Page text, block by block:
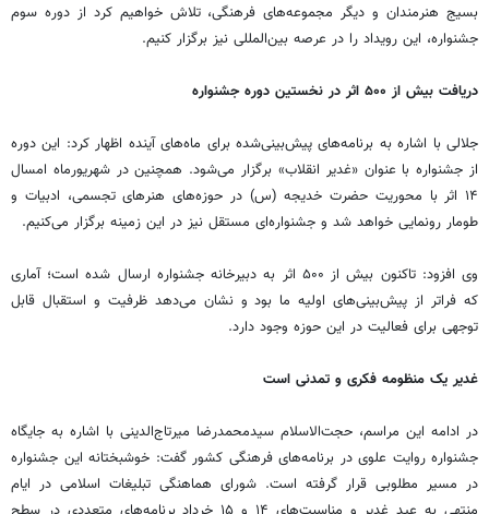
بسیج هنرمندان و دیگر مجموعه‌های فرهنگی، تلاش خواهیم کرد از دوره سوم
جشنواره، این رویداد را در عرصه بین‌المللی نیز برگزار کنیم.
دریافت بیش از ۵۰۰ اثر در نخستین دوره جشنواره
جلالی با اشاره به برنامه‌های پیش‌بینی‌شده برای ماه‌های آینده اظهار کرد: این دوره
از جشنواره با عنوان «غدیر انقلاب» برگزار می‌شود. همچنین در شهریورماه امسال
۱۴ اثر با محوریت حضرت خدیجه (س) در حوزه‌های هنرهای تجسمی، ادبیات و
طومار رونمایی خواهد شد و جشنواره‌ای مستقل نیز در این زمینه برگزار می‌کنیم.
وی افزود: تاکنون بیش از ۵۰۰ اثر به دبیرخانه جشنواره ارسال شده است؛ آماری
که فراتر از پیش‌بینی‌های اولیه ما بود و نشان می‌دهد ظرفیت و استقبال قابل
توجهی برای فعالیت در این حوزه وجود دارد.
غدیر یک منظومه فکری و تمدنی است
در ادامه این مراسم، حجت‌الاسلام سیدمحمدرضا میرتاج‌الدینی با اشاره به جایگاه
جشنواره روایت علوی در برنامه‌های فرهنگی کشور گفت: خوشبختانه این جشنواره
در مسیر مطلوبی قرار گرفته است. شورای هماهنگی تبلیغات اسلامی در ایام